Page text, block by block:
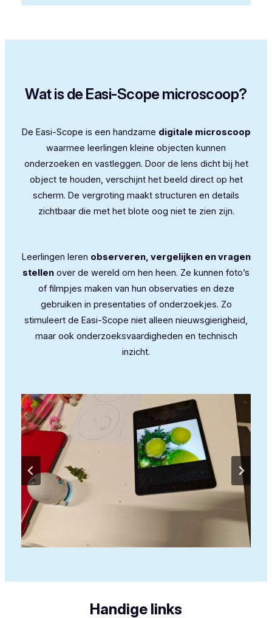
Wat is de Easi-Scope microscoop?
De Easi-Scope is een handzame digitale microscoop
waarmee leerlingen kleine objecten kunnen
onderzoeken en vastleggen. Door de lens dicht bij het
object te houden, verschijnt het beeld direct op het
scherm. De vergroting maakt structuren en details
zichtbaar die met het blote oog niet te zien zijn.
Leerlingen leren observeren, vergelijken en vragen
stellen over de wereld om hen heen. Ze kunnen foto’s
of filmpjes maken van hun observaties en deze
gebruiken in presentaties of onderzoekjes. Zo
stimuleert de Easi-Scope niet alleen nieuwsgierigheid,
maar ook onderzoeksvaardigheden en technisch
inzicht.
Handige links